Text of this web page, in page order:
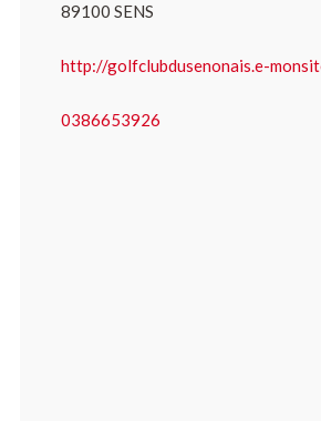
89100 SENS
http://golfclubdusenonais.e-
0386653926